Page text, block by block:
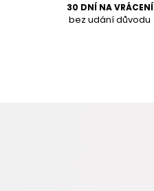
30 DNÍ NA VRÁCENÍ
bez udání důvodu